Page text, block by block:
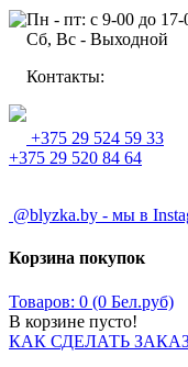
Пн - пт: с 9-00 до 17-
Сб, Вс - Выходной
Контакты:
+375 29 524 59 33
+375 29 520 84 64
@blyzka.by - мы в
Корзина покупок
Товаров: 0 (0 Бел.руб)
В корзине пусто!
КАК СДЕЛАТЬ